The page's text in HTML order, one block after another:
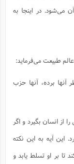
می‌شود. در اینجا به
طبیعت می‌فرماید:
برده، آنها حزب
انسان بگیرد و اگر
این آیه به این نکته
تا بر او تسلط یابد و